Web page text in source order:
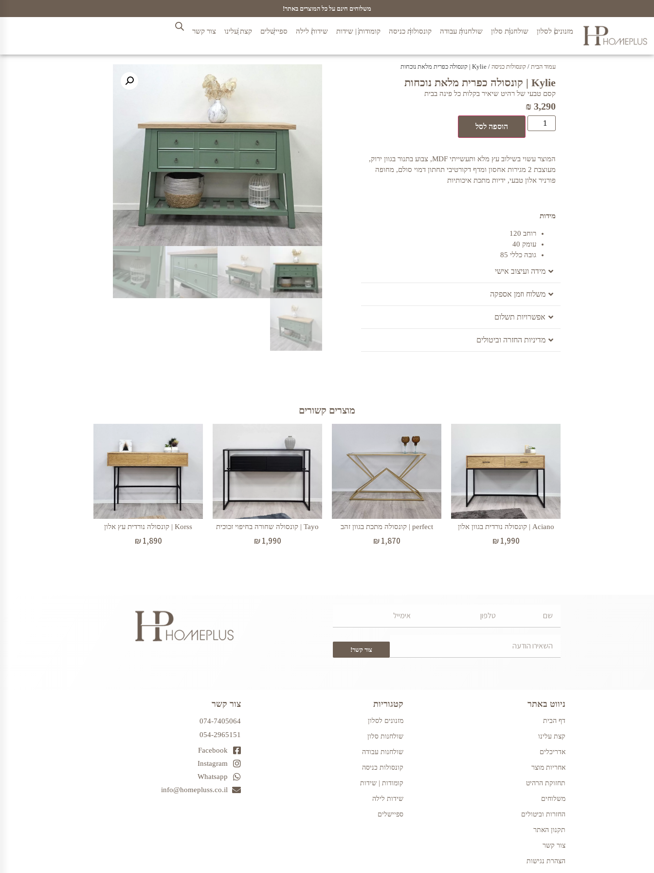
משלוחים חינם על כל המוצרים באתר!
מזנונים לסלון שולחנות סלון שולחנות עבודה קונסולות כניסה קומודות | שידות שידות לילה ספיישלים קצת עלינו צור קשר
עמוד הבית / קונסולות כניסה / Kylie | קונסולה כפרית מלאת נוכחות
Kylie | קונסולה כפרית מלאת נוכחות
קסם טבעי של רהיט שיאיר בקלות כל פינה בבית
₪ 3,290
הוספה לסל
המוצר עשוי בשילוב עץ מלא ותעשייתי MDF, צבוע בתנור בגוון ירוק,
מעוצבת 2 מגירות אחסון ומדף דקורטיבי תחתון דמוי סולם, מחופה
פורניר אלון טבעי, ידיות מתכת איכותיות
מידות
רוחב 120
עומק 40
גובה כללי 85
מידה ועיצוב אישי
משלוח וזמן אספקה
אפשרויות תשלום
מדיניות החזרה וביטולים
מוצרים קשורים
Aciano | קונסולה נורדית בגוון אלון
₪1,990
perfect | קונסולה מתכת בגוון זהב
₪1,870
Tayo | קונסולה שחורה בחיפוי זכוכית
₪1,990
Korss | קונסולה נורדית עץ אלון
₪1,890
צור קשר!
ניווט באתר
דף הבית
קצת עלינו
אדריכלים
אחריות מוצר
תחזוקת הרהיט
משלוחים
החזרות וביטולים
תקנון האתר
צור קשר
הצהרת נגישות
קטגוריות
מזנונים לסלון
שולחנות סלון
שולחנות עבודה
קונסולות כניסה
קומודות | שידות
שידות לילה
ספיישלים
צור קשר
074-7405064
054-2965151
Facebook
Instagram
Whatsapp
info@homepluss.co.il